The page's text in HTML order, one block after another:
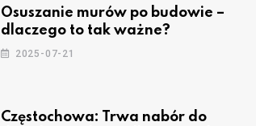
Osuszanie murów po budowie –
dlaczego to tak ważne?
2025-07-21
Częstochowa: Trwa nabór do